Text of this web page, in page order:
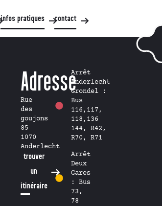
infos pratiques contact
Adresse
Rue
des
goujons
85
1070
Anderlecht
trouver
un
itinéraire
Arrêt
Anderlecht
Grondel :
Bus
116,117,
118,136
144, R42,
R70, R71
Arrêt
Deux
Gares
: Bus
73,
78